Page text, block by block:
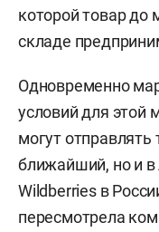
которой товар до
складе
Одновременно
условий для этой
могут
ближайший, но и
Wildberries в
пересмотрела